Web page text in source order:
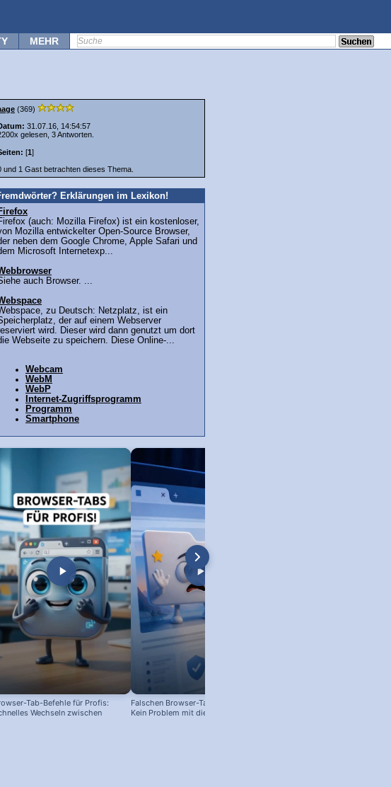
MEHR
(369)
31.07.16, 14:54:57
gelesen, 3 Antworten.
[1]
und 1 Gast betrachten dieses Thema.
Erklärungen im Lexikon!
(auch: Mozilla Firefox) ist ein kostenloser,
Mozilla entwickelter Open-Source Browser,
neben dem Google Chrome, Apple Safari und
Microsoft Internetexp...
auch Browser. ...
zu Deutsch: Netzplatz, ist ein
der auf einem Webserver
wird. Dieser wird dann genutzt um dort
Webseite zu speichern. Diese Online-...
Webcam
WebM
WebP
Internet-Zugriffsprogramm
Programm
Smartphone
Tab-Befehle für Profis:
Wechseln zwischen
Falschen Browser-Tab geschlossen?
Kein Problem mit diesem Shortcut!